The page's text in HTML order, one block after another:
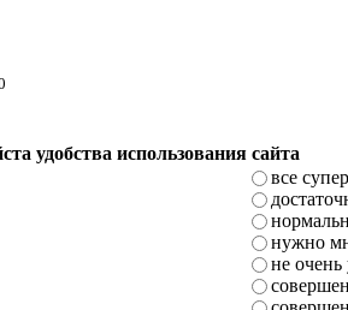
удобства использования сайта
все супер
нужно
не очень